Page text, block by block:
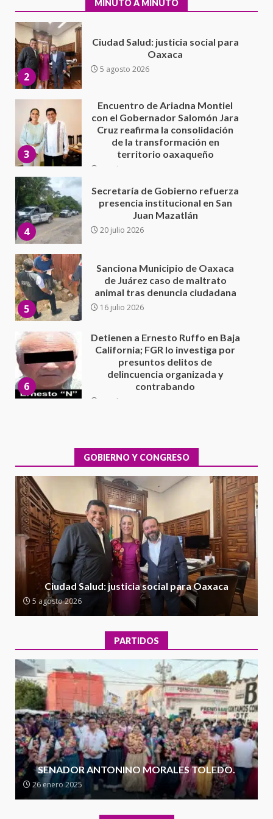
MINUTO A MINUTO
3
con el Gobernador Salomón Jara
Cruz reafirma la consolidación
de la transformación en
4
Secretaría de Gobierno refuerza
presencia institucional en San
Juan Mazatlán
20 julio 2026
5
Sanciona Municipio de Oaxaca
de Juárez caso de maltrato
animal tras denuncia ciudadana
16 julio 2026
6
California; FGR lo investiga por
presuntos delitos de
delincuencia organizada y
contrabando
7
Sin paso carretera Oaxaca-
Cuacnopalan
26 junio 2026
1
integral de las instalaciones de la
Escuela Secundaria General
Moisés Sáenz Garza
5 agosto 2026
2
Ciudad Salud: justicia social para
Oaxaca
5 agosto 2026
3
Encuentro de Ariadna Montiel
con el Gobernador Salomón Jara
Cruz reafirma la consolidación
de la transformación en
territorio oaxaqueño
30 julio 2026
4
presencia institucional en San
Juan Mazatlán
20 julio 2026
5
Sanciona Municipio de Oaxaca
de Juárez caso de maltrato
animal tras denuncia ciudadana
16 julio 2026
Detienen a Ernesto Ruffo en Baja
California; FGR lo investiga por
GOBIERNO Y CONGRESO
Ciudad Salud: justicia social para Oaxaca
5 agosto 2026
PARTIDOS
SENADOR ANTONINO MORALES TOLEDO.
26 enero 2025